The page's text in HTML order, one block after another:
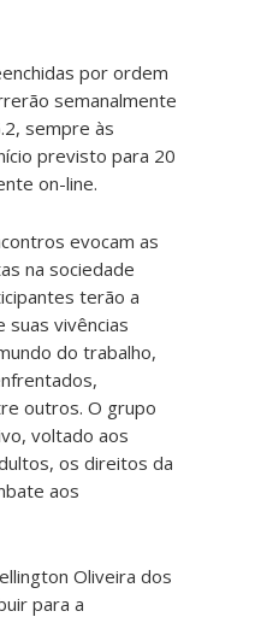
por ordem
semanalmente
sempre às
previsto para 20
on-line.
evocam as
na sociedade
terão a
vivências
do trabalho,
outros.O grupo
voltado aos
os direitos da
aos
Oliveira dos
para a